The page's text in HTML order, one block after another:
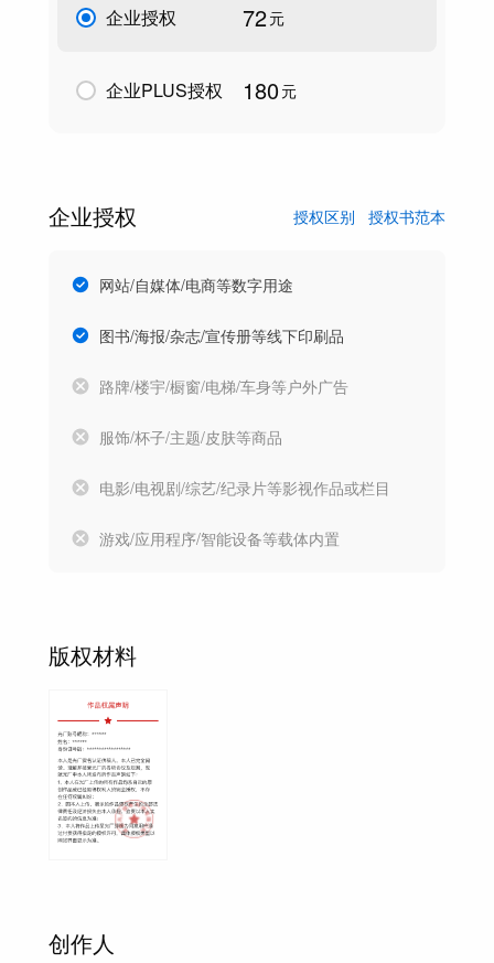
企业授权 72元
企业PLUS授权 180元
企业授权 授权区别 授权书范本
网站/自媒体/电商等数字用途
图书/海报/杂志/宣传册等线下印刷品
路牌/楼宇/橱窗/电梯/车身等户外广告
服饰/杯子/主题/皮肤等商品
电影/电视剧/综艺/纪录片等影视作品或栏目
游戏/应用程序/智能设备等载体内置
版权材料
创作人